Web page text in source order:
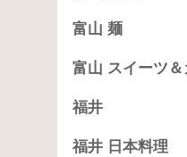
富山 麺
富山 スイーツ＆
福井
福井 日本料理